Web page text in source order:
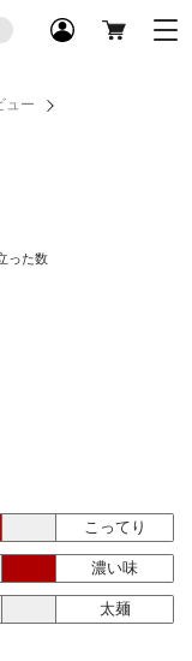
ュー
った数
こってり
濃い味
太麺